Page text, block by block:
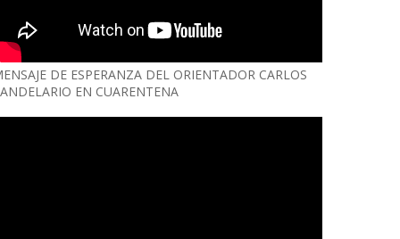
DE ESPERANZA DEL ORIENTADOR CARLOS
EN CUARENTENA